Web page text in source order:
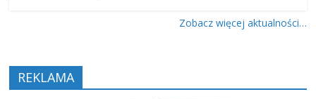
Zobacz więcej aktualności…
REKLAMA